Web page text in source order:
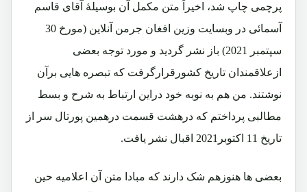
پرچمی چاپ شد، اخیراً متن مکمل آن بوسیلۀ آقای قاسم
آسمائی در وبسایت وزین افغان جرمن آنلاین (مورخ 30
سپتمبر 2021) باز نشر گردید و مورد توجه بعضی
ازعلاقمندان تاریخ کشورقرارگرفت که تبصره هایی برآن
نوشتند. من هم به نوبه خود دراین ارتباط به شرح و بسط
مطالبی پرداختم که درهشت قسمت درهمین پورتال سر از
تاریخ 11 اکتوبر2021 اقبال نشر یافت.
بعضی ها هنوزهم شک دارند که مبادا متن آن اعلامیه حین